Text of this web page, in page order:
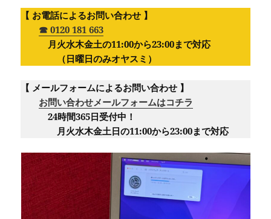
【 お電話によるお問い合わせ 】
☎︎ 0120 181 663
月火水木金土の11:00から23:00まで対応
（日曜日のみオヤスミ）‪
【 メールフォームによるお問い合わせ 】
お問い合わせメールフォームはコチラ
24時間365日受付中！
月火水木金土日の11:00から23:00まで対応